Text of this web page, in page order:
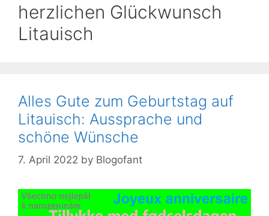
herzlichen Glückwunsch
Litauisch
Alles Gute zum Geburtstag auf
Litauisch: Aussprache und
schöne Wünsche
7. April 2022 by Blogofant